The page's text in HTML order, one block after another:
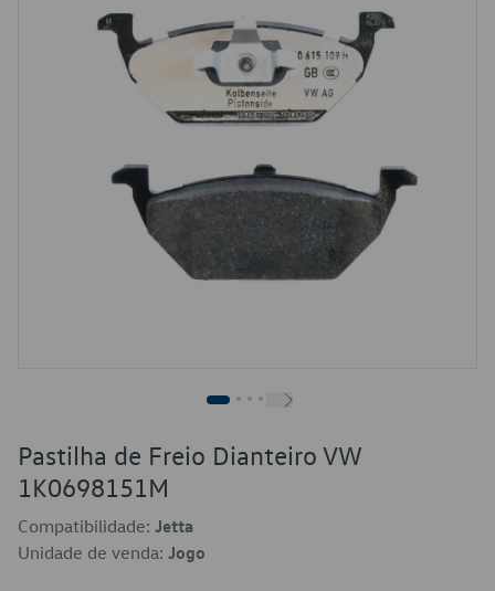
Pastilha de Freio Dianteiro VW
1K0698151M
Compatibilidade: Jetta
Unidade de venda: Jogo